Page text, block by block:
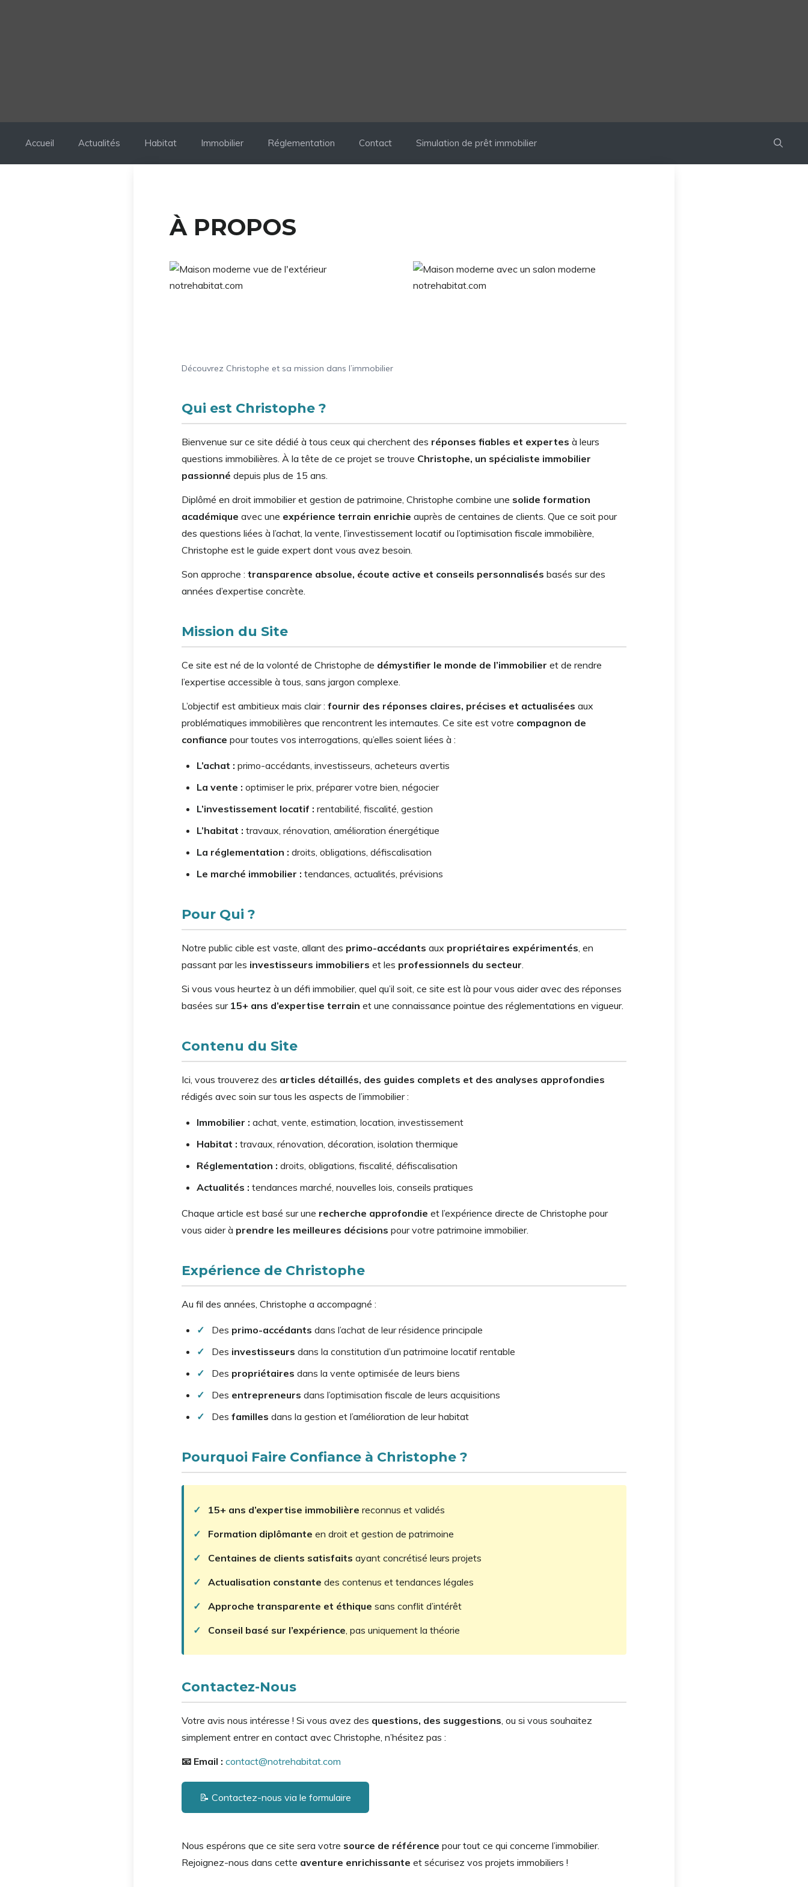
Accueil Actualités Habitat Immobilier Réglementation Contact Simulation de prêt immobilier
À PROPOS
Découvrez Christophe et sa mission dans l’immobilier
Qui est Christophe ?
Bienvenue sur ce site dédié à tous ceux qui cherchent des réponses fiables et expertes à leurs
questions immobilières. À la tête de ce projet se trouve Christophe, un spécialiste immobilier
passionné depuis plus de 15 ans.
Diplômé en droit immobilier et gestion de patrimoine, Christophe combine une solide formation
académique avec une expérience terrain enrichie auprès de centaines de clients. Que ce soit pour
des questions liées à l’achat, la vente, l’investissement locatif ou l’optimisation fiscale immobilière,
Christophe est le guide expert dont vous avez besoin.
Son approche : transparence absolue, écoute active et conseils personnalisés basés sur des
années d’expertise concrète.
Mission du Site
Ce site est né de la volonté de Christophe de démystifier le monde de l’immobilier et de rendre
l’expertise accessible à tous, sans jargon complexe.
L’objectif est ambitieux mais clair : fournir des réponses claires, précises et actualisées aux
problématiques immobilières que rencontrent les internautes. Ce site est votre compagnon de
confiance pour toutes vos interrogations, qu’elles soient liées à :
L’achat : primo-accédants, investisseurs, acheteurs avertis
La vente : optimiser le prix, préparer votre bien, négocier
L’investissement locatif : rentabilité, fiscalité, gestion
L’habitat : travaux, rénovation, amélioration énergétique
La réglementation : droits, obligations, défiscalisation
Le marché immobilier : tendances, actualités, prévisions
Pour Qui ?
Notre public cible est vaste, allant des primo-accédants aux propriétaires expérimentés , en
passant par les investisseurs immobiliers et les professionnels du secteur
Si vous vous heurtez à un défi immobilier, quel qu’il soit, ce site est là pour vous aider avec des réponses
basées sur 15+ ans d’expertise terrain et une connaissance pointue des réglementations en vigueur.
Contenu du Site
Ici, vous trouverez des articles détaillés, des guides complets et des analyses approfondies
rédigés avec soin sur tous les aspects de l’immobilier :
Immobilier : achat, vente, estimation, location, investissement
Habitat : travaux, rénovation, décoration, isolation thermique
Réglementation : droits, obligations, fiscalité, défiscalisation
Actualités : tendances marché, nouvelles lois, conseils pratiques
Chaque article est basé sur une recherche approfondie et l’expérience directe de Christophe pour
vous aider à prendre les meilleures décisions pour votre patrimoine immobilier.
Expérience de Christophe
Au fil des années, Christophe a accompagné :
✓ Des primo-accédants dans l’achat de leur résidence principale
✓
Des investisseurs dans la constitution d’un patrimoine locatif rentable
✓
Des propriétaires dans la vente optimisée de leurs biens
✓
Des entrepreneurs dans l’optimisation fiscale de leurs acquisitions
✓
Des familles dans la gestion et l’amélioration de leur habitat
Pourquoi Faire Confiance à Christophe ?
✓ 15+ ans d’expertise immobilière reconnus et validés
✓
Formation diplômante en droit et gestion de patrimoine
✓
Centaines de clients satisfaits ayant concrétisé leurs projets
✓
Actualisation constante des contenus et tendances légales
✓
Approche transparente et éthique sans conflit d’intérêt
✓
Conseil basé sur l’expérience , pas uniquement la théorie
Contactez-Nous
Votre avis nous intéresse ! Si vous avez des questions, des suggestions , ou si vous souhaitez
simplement entrer en contact avec Christophe, n’hésitez pas :
📧 Email : contact@notrehabitat.com
📝 Contactez-nous via le formulaire
Nous espérons que ce site sera votre source de référence pour tout ce qui concerne l’immobilier.
Rejoignez-nous dans cette aventure enrichissante et sécurisez vos projets immobiliers !